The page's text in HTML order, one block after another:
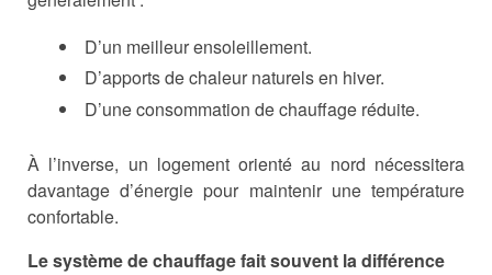
D’un meilleur ensoleillement.
D’apports de chaleur naturels en hiver.
D’une consommation de chauffage réduite.
À l’inverse, un logement orienté au nord nécessitera
davantage d’énergie pour maintenir une température
confortable.
Le système de chauffage fait souvent la différence